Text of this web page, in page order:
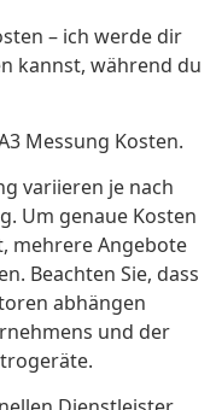
– ich werde dir
kannst, während du
Messung Kosten.
variieren je nach
Um genaue Kosten
mehrere Angebote
Beachten Sie, dass
abhängen
und der